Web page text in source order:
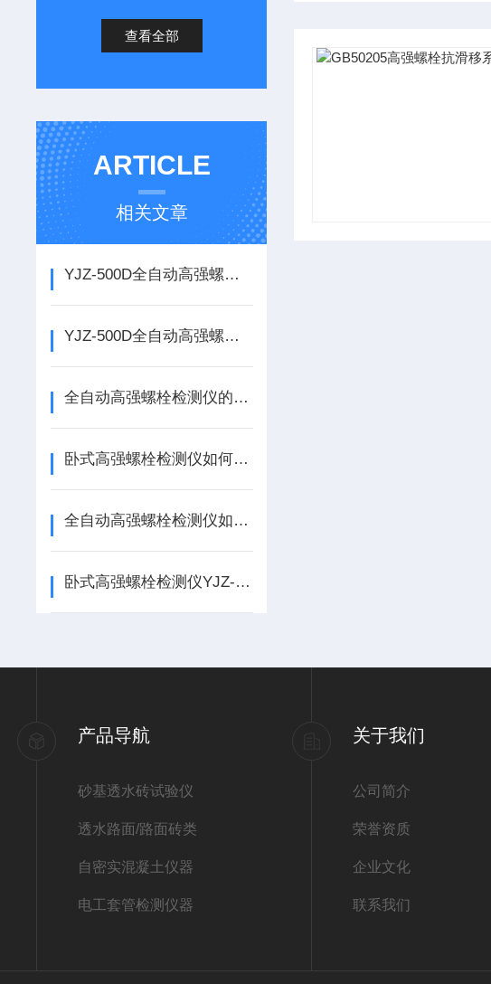
查看全部
ARTICLE
相关文章
YJZ-500D全自动高强螺栓检测仪 高强螺栓检测仪的使用说明
YJZ-500D全自动高强螺栓检测仪如何使用
全自动高强螺栓检测仪的使用说明
卧式高强螺栓检测仪如何使用
全自动高强螺栓检测仪如何使用
卧式高强螺栓检测仪YJZ-500A使用说明
产品导航
砂基透水砖试验仪
透水路面/路面砖类
自密实混凝土仪器
电工套管检测仪器
关于我们
公司简介
荣誉资质
企业文化
联系我们